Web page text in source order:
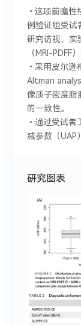
•这项前瞻性
例验证组受试
研究访视、实
（MRI-PDFF
•采用皮尔逊
Altman
像质子密度脂
的一致性。
•通过受试者
减参数（UAP
研究图表